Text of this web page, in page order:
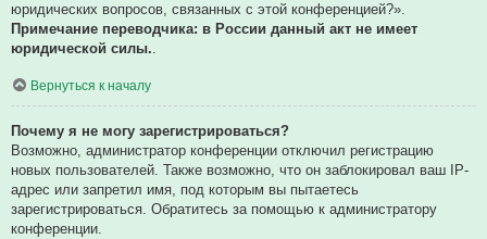
юридических вопросов, связанных с этой конференцией?».
Примечание переводчика: в России данный акт не имеет
юридической силы..
Вернуться к началу
Почему я не могу зарегистрироваться?
Возможно, администратор конференции отключил регистрацию
новых пользователей. Также возможно, что он заблокировал ваш IP-
адрес или запретил имя, под которым вы пытаетесь
зарегистрироваться. Обратитесь за помощью к администратору
конференции.